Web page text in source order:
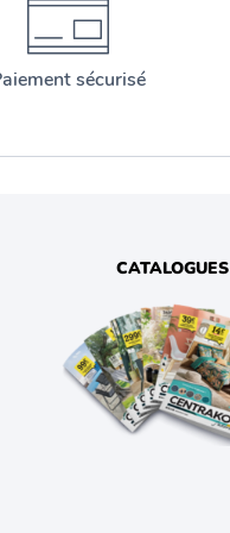
sécurisé
CATALOGUES